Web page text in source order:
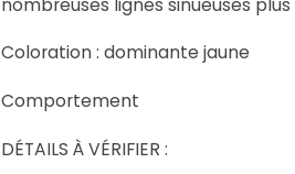
Coloration : dominante jaune
Comportement
DÉTAILS À VÉRIFIER :